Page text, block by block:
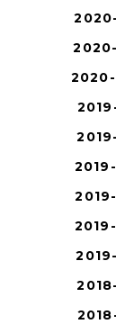
2020-
2020-
2020-
2019-
2019-
2019-